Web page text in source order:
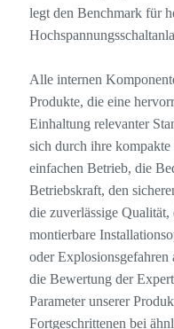
legt den Benchmark für
Alle internen
Produkte, die eine
Einhaltung relevanter
sich durch ihre
einfachen Betrieb, die
Betriebskraft, den
die zuverlässige
montierbare
oder
die Bewertung der
Parameter unserer
Fortgeschrittenen bei